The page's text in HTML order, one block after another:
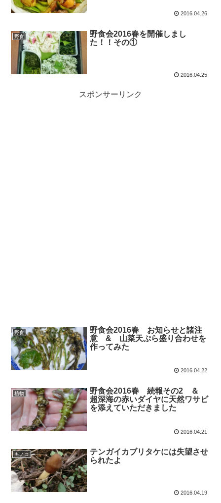
2016.04.26
野食
野食会2016春を開催しまし
た！！その①
2016.04.25
スポンサーリンク
野食
野食会2016春 お知らせと諸注
意 & 山菜天ぷら盛り合わせを
作ってみた
2016.04.22
植物
野食会2016春 続報その2 ＆
超深海の赤いダイヤに天然ワサビ
を添えていただきました
2016.04.21
キノコ
テンガイカブリタケには失望させ
られたよ
2016.04.19